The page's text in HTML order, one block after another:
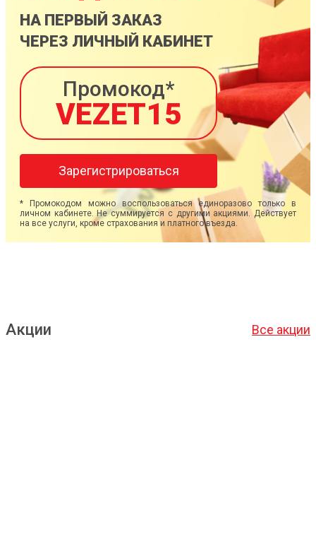
НА ПЕРВЫЙ ЗАКАЗ
ЧЕРЕЗ ЛИЧНЫЙ КАБИНЕТ
Промокод*
VEZET15
Зарегистрироваться
* Промокодом можно воспользоваться единоразово только в
личном кабинете. Не суммируется с другими акциями. Действует
на все услуги, кроме страхования и платного въезда.
Акции Все акции